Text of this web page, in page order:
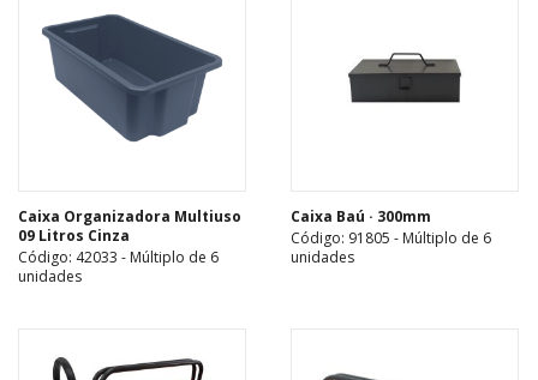
Caixa Organizadora Multiuso
09 Litros Cinza
Código: 42033 - Múltiplo de 6
unidades
Caixa Baú · 300mm
Código: 91805 - Múltiplo de 6
unidades